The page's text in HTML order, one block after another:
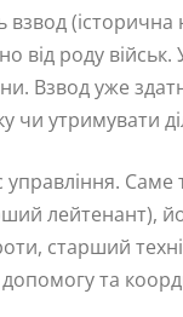
взвод
від роду
Взвод уже
чи утримувати
Саме
лейтенант),
старший
та